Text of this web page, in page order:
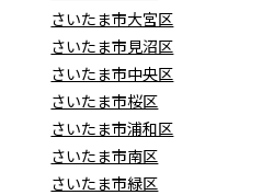
さいたま市大宮区
さいたま市見沼区
さいたま市中央区
さいたま市桜区
さいたま市浦和区
さいたま市南区
さいたま市緑区